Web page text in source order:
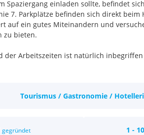
Spaziergang einladen sollte, befindet
7. Parkplätze befinden sich direkt beim
auf ein gutes Miteinandern und
zu bieten.
der Arbeitszeiten ist natürlich
Tourismus / Gastronomie /
gegründet 1 - 10